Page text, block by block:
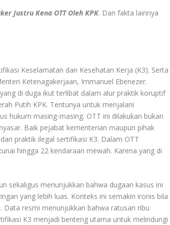
Justru Kena OTT Oleh KPK. Dan fakta lainnya
Keselamatan dan Kesehatan Kerja (K3). Serta
Ketenagakerjaan, Immanuel Ebenezer.
di duga ikut terlibat dalam alur praktik koruptif
Putih KPK. Tentunya untuk menjalani
hukum masing-masing. OTT ini dilakukan bukan
Baik pejabat kementerian maupun pihak
praktik ilegal sertifikasi K3. Dalam OTT
hingga 22 kendaraan mewah. Karena yang di
sekaligus menunjukkan bahwa dugaan kasus ini
yang lebih luas. Konteks ini semakin ironis bila
Data resmi menunjukkan bahwa ratusan ribu
K3 menjadi benteng utama untuk melindungi